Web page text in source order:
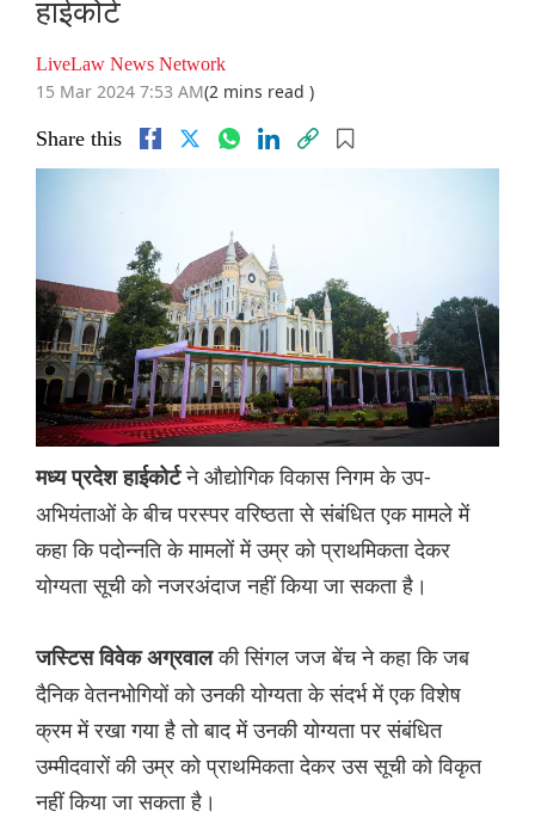
हाईकोर्ट
LiveLaw News Network
15 Mar 2024 7:53 AM(2 mins read )
Share this
मध्य प्रदेश हाईकोर्टने औद्योगिक विकास निगम के उप-
अभियंताओं के बीच परस्पर वरिष्ठता से संबंधित एक मामले में
कहा कि पदोन्नति के मामलों में उम्र को प्राथमिकता देकर
योग्यता सूची को नजरअंदाज नहीं किया जा सकता है।
जस्टिस विवेक अग्रवालकी सिंगल जज बेंच ने कहा कि जब
दैनिक वेतनभोगियों को उनकी योग्यता के संदर्भ में एक विशेष
क्रम में रखा गया है तो बाद में उनकी योग्यता पर संबंधित
उम्मीदवारों की उम्र को प्राथमिकता देकर उस सूची को विकृत
नहीं किया जा सकता है।